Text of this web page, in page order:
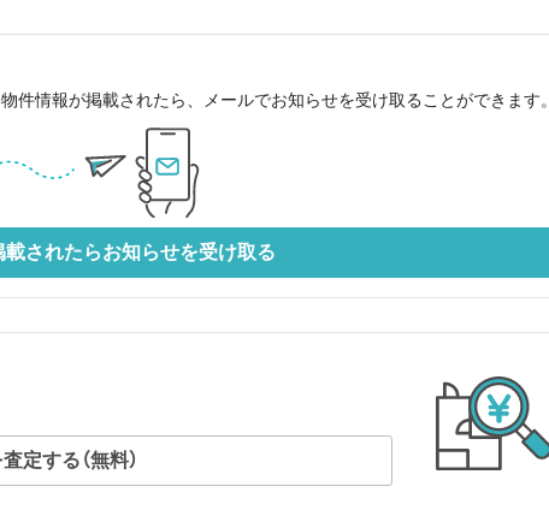
情報が掲載されたら、メールでお知らせを受け取ることができます。
されたらお知らせを受け取る
定する（無料）